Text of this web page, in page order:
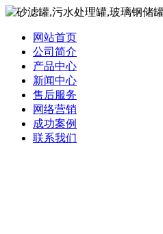
网站首页
公司简介
产品中心
新闻中心
售后服务
网络营销
成功案例
联系我们